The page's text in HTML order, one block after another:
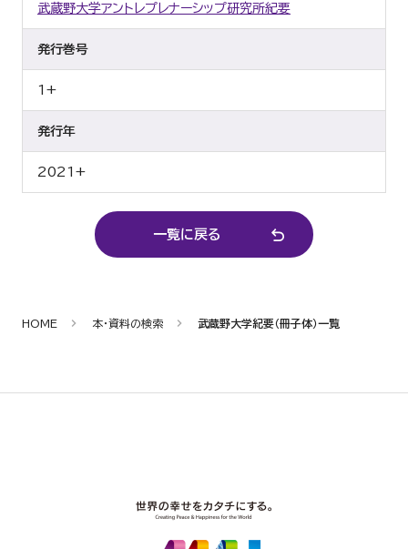
武蔵野大学アントレプレナーシップ研究所紀要
発行巻号
1+
発行年
2021+
一覧に戻る
HOME 本・資料の検索 武蔵野大学紀要（冊子体）一覧